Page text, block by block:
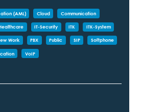
(AML) Cloud
Communication
IT-Security ITK
ITK-System
Work PBX Public SIP
Softphone
VoIP